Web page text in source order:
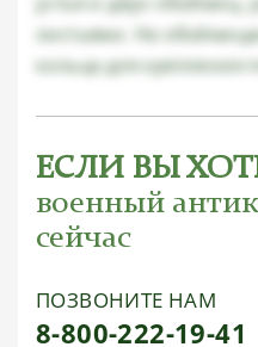
листьями. На
кольца для крепления
ЕСЛИ ВЫ
военный
сейчас
ПОЗВОНИТЕ НАМ
8-800-222-19-41